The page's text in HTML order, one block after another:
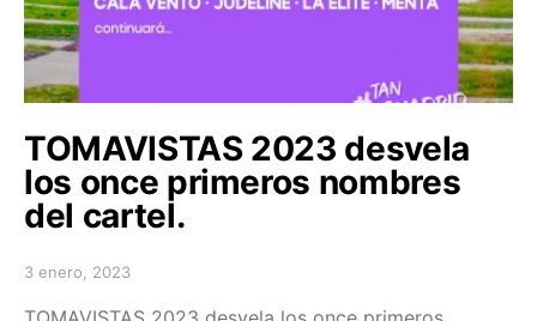
TOMAVISTAS 2023 desvela
los once primeros nombres
del cartel.
Posted on
3 enero, 2023